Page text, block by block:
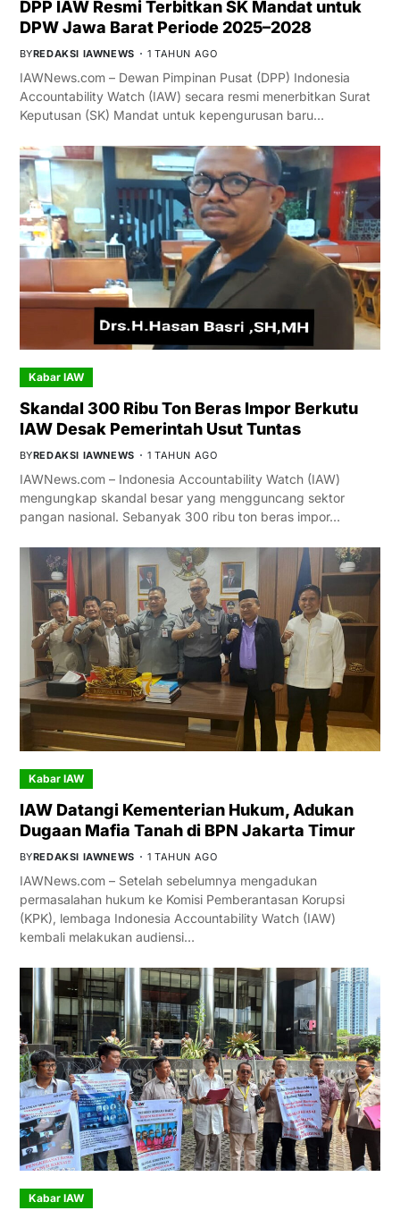
DPP IAW Resmi Terbitkan SK Mandat untuk
DPW Jawa Barat Periode 2025–2028
BYREDAKSI IAWNEWS 1 TAHUN AGO
IAWNews.com – Dewan Pimpinan Pusat (DPP) Indonesia
Accountability Watch (IAW) secara resmi menerbitkan Surat
Keputusan (SK) Mandat untuk kepengurusan baru…
Kabar IAW
Skandal 300 Ribu Ton Beras Impor Berkutu
IAW Desak Pemerintah Usut Tuntas
BYREDAKSI IAWNEWS 1 TAHUN AGO
IAWNews.com – Indonesia Accountability Watch (IAW)
mengungkap skandal besar yang mengguncang sektor
pangan nasional. Sebanyak 300 ribu ton beras impor…
Kabar IAW
IAW Datangi Kementerian Hukum, Adukan
Dugaan Mafia Tanah di BPN Jakarta Timur
BYREDAKSI IAWNEWS 1 TAHUN AGO
IAWNews.com – Setelah sebelumnya mengadukan
permasalahan hukum ke Komisi Pemberantasan Korupsi
(KPK), lembaga Indonesia Accountability Watch (IAW)
kembali melakukan audiensi…
Kabar IAW